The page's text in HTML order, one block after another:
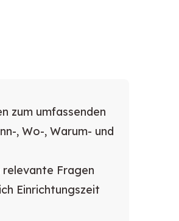
zum umfassenden
, Wo-, Warum- und
Fragen
Einrichtungszeit